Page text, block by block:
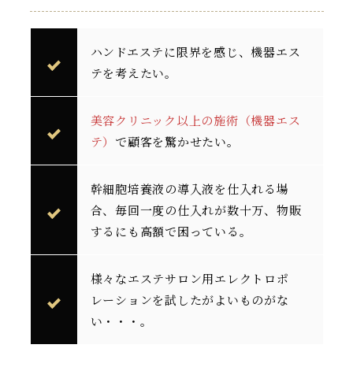
ハンドエステに限界を感じ、機器エス
テを考えたい。
美容クリニック以上の施術（機器エス
テ） で顧客を驚かせたい。
幹細胞培養液の導入液を仕入れる場
合、毎回一度の仕入れが数十万、物販
するにも高額で困っている。
様々なエステサロン用エレクトロポ
レーションを試したがよいものがな
い・・・。